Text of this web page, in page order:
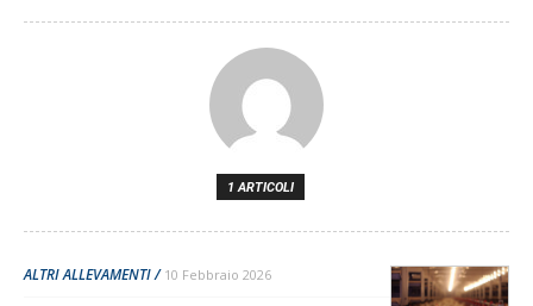
1 ARTICOLI
ALTRI ALLEVAMENTI 10 Febbraio 2026